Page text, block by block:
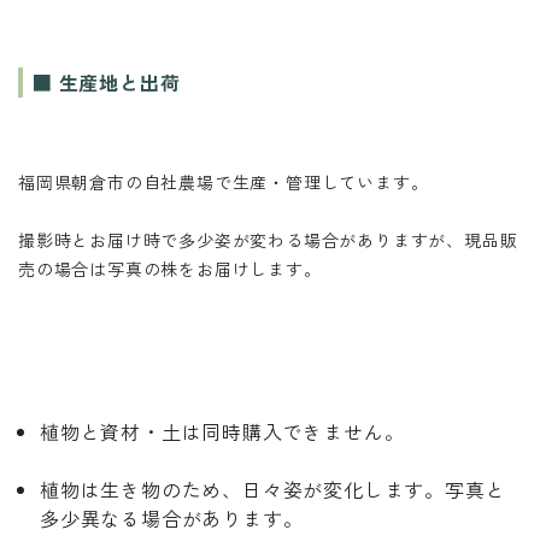
■ 生産地と出荷
福岡県朝倉市の自社農場で生産・管理しています。
撮影時とお届け時で多少姿が変わる場合がありますが、現品販
売の場合は写真の株をお届けします。
植物と資材・土は同時購入できません。
植物は生き物のため、日々姿が変化します。写真と
多少異なる場合があります。